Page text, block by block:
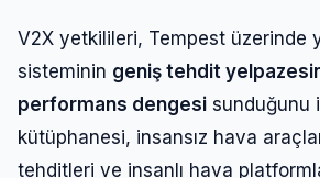
V2X yetkilileri, Tempest üzerinde
sisteminin geniş tehdit
performans dengesi sunduğunu
kütüphanesi, insansız hava
tehditleri ve insanlı hava